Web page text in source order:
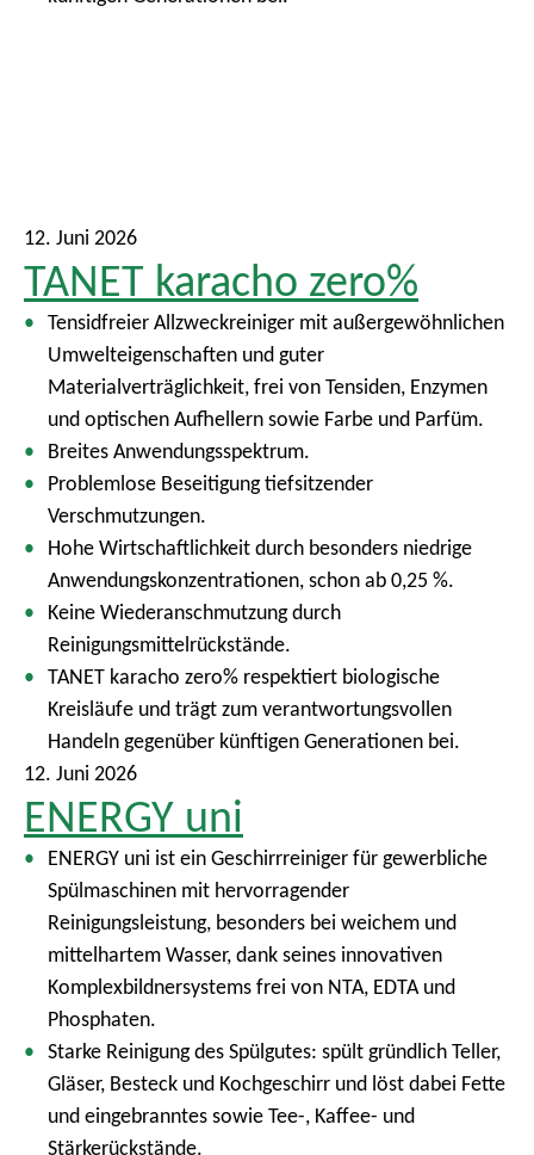
12. Juni 2026
TANET karacho zero%
Tensidfreier Allzweckreiniger mit außergewöhnlichen
Umwelteigenschaften und guter
Materialverträglichkeit, frei von Tensiden, Enzymen
und optischen Aufhellern sowie Farbe und Parfüm.
Breites Anwendungsspektrum.
Problemlose Beseitigung tiefsitzender
Verschmutzungen.
Hohe Wirtschaftlichkeit durch besonders niedrige
Anwendungskonzentrationen, schon ab 0,25 %.
Keine Wiederanschmutzung durch
Reinigungsmittelrückstände.
TANET karacho zero% respektiert biologische
Kreisläufe und trägt zum verantwortungsvollen
Handeln gegenüber künftigen Generationen bei.
12. Juni 2026
ENERGY uni
ENERGY uni ist ein Geschirrreiniger für gewerbliche
Spülmaschinen mit hervorragender
Reinigungsleistung, besonders bei weichem und
mittelhartem Wasser, dank seines innovativen
Komplexbildnersystems frei von NTA, EDTA und
Phosphaten.
Starke Reinigung des Spülgutes: spült gründlich Teller,
Gläser, Besteck und Kochgeschirr und löst dabei Fette
und eingebranntes sowie Tee-, Kaffee- und
Stärkerückstände.